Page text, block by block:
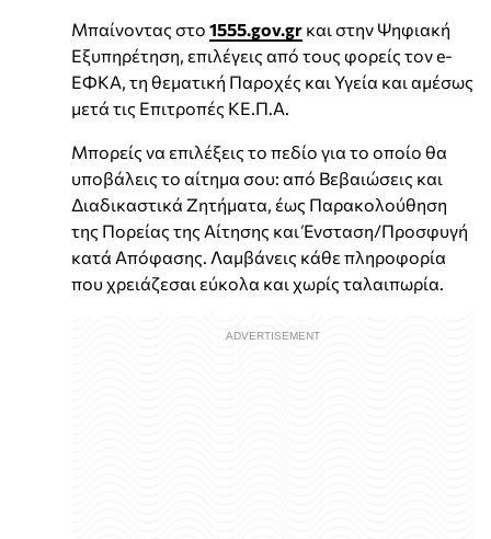
Μπαίνοντας στο 1555.gov.gr και στην Ψηφιακή
Εξυπηρέτηση, επιλέγεις από τους φορείς τον e-
EΦΚΑ, τη θεματική Παροχές και Υγεία και αμέσως
μετά τις Επιτροπές ΚΕ.Π.Α.
Μπορείς να επιλέξεις το πεδίο για το οποίο θα
υποβάλεις το αίτημα σου: από Βεβαιώσεις και
Διαδικαστικά Ζητήματα, έως Παρακολούθηση
της Πορείας της Αίτησης και Ένσταση/Προσφυγή
κατά Απόφασης. Λαμβάνεις κάθε πληροφορία
που χρειάζεσαι εύκολα και χωρίς ταλαιπωρία.